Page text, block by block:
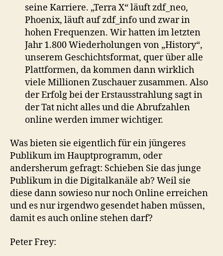
seine Karriere. „Terra X“ läuft zdf_neo,
Phoenix, läuft auf zdf_info und zwar in
hohen Frequenzen. Wir hatten im letzten
Jahr 1.800 Wiederholungen von „History“,
unserem Geschichtsformat, quer über alle
Plattformen, da kommen dann wirklich
viele Millionen Zuschauer zusammen. Also
der Erfolg bei der Erstausstrahlung sagt in
der Tat nicht alles und die Abrufzahlen
online werden immer wichtiger.
Was bieten sie eigentlich für ein jüngeres
Publikum im Hauptprogramm, oder
andersherum gefragt: Schieben Sie das junge
Publikum in die Digitalkanäle ab? Weil sie
diese dann sowieso nur noch Online erreichen
und es nur irgendwo gesendet haben müssen,
damit es auch online stehen darf?
Peter Frey: